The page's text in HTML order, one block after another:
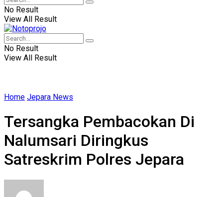
No Result
View All Result
No Result
View All Result
Home Jepara News
Tersangka Pembacokan Di
Nalumsari Diringkus
Satreskrim Polres Jepara